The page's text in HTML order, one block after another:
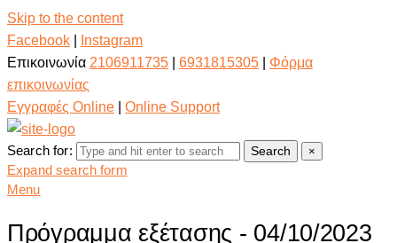
Skip to the content
Facebook
Instagram
Επικοινωνία 2106911735 6931815305
Φόρμα
επικοινωνίας
Εγγραφές Online
Online Support
Search for: Search ×
Expand search form
Menu
Πρόγραμμα εξέτασης - 04/10/2023